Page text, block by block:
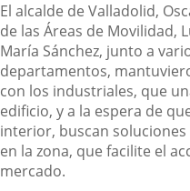
El alcalde de Valladolid,
de las Áreas de Movilidad,
María Sánchez, junto a
departamentos,
con los industriales, que
edificio, y a la espera de
interior, buscan soluciones
en la zona, que facilite el
mercado.